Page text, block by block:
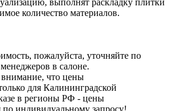
количество материалов.
пожалуйста, уточняйте по
в салоне.
что цены
для Калининградской
в регионы РФ - цены
по индивидуальному запросу!